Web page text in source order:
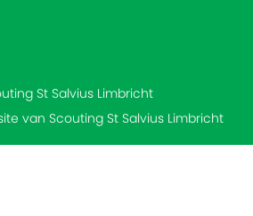
St Salvius Limbricht
van Scouting St Salvius Limbricht